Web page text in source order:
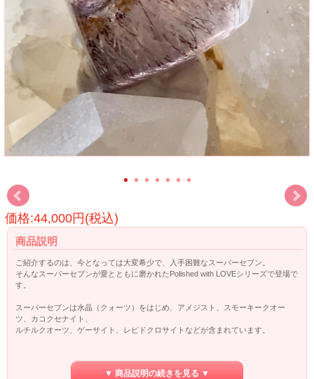
価格:44,000円(税込)
商品説明
ご紹介するのは、今となっては大変希少で、入手困難なスーパーセブン。
そんなスーパーセブンが愛とともに磨かれたPolished with LOVEシリーズで登場で
す。
スーパーセブンは水晶（クォーツ）をはじめ、アメジスト、スモーキークオー
ツ、カコクセナイト、
ルチルクオーツ、ゲーサイト、レピドクロサイトなどが含まれています。
るクリスタルと、言われています。
▼ 商品説明の続きを見る ▼